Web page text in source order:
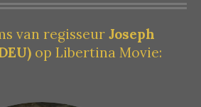
van regisseurJoseph
op Libertina Movie: